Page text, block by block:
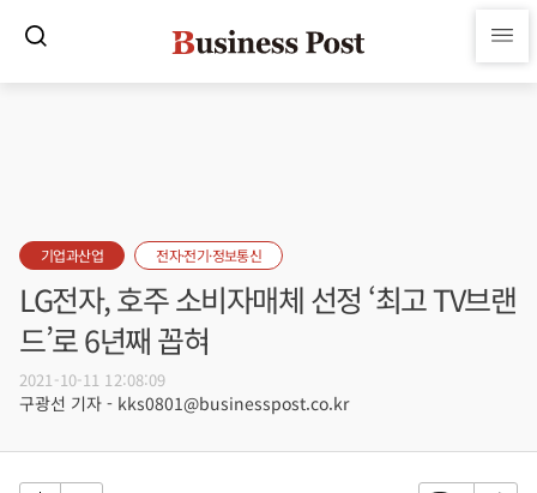
기업과산업 전자·전기·정보통신
LG전자, 호주 소비자매체 선정 ‘최고 TV브랜
드’로 6년째 꼽혀
2021-10-11 12:08:09
구광선 기자 - kks0801@businesspost.co.kr